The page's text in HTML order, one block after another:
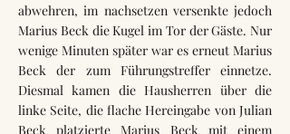
abwehren, im nachsetzen versenkte jedoch
Marius Beck die Kugel im Tor der Gäste. Nur
wenige Minuten später war es erneut Marius
Beck der zum Führungstreffer einnetze.
Diesmal kamen die Hausherren über die
linke Seite, die flache Hereingabe von Julian
Beck platzierte Marius Beck mit einem